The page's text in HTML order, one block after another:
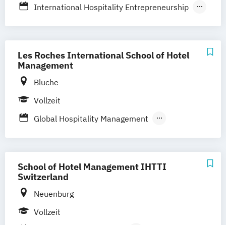
International Hospitality Entrepreneurship
International Hotel and Events
Management
International Hotel and Tourism
Swiss Hotel Management Operations
Les Roches International School of Hotel
Management
Bluche
Vollzeit
Global Hospitality Management
International Hospitality Administration
International Hotel Management
School of Hotel Management IHTTI
Switzerland
Neuenburg
Vollzeit